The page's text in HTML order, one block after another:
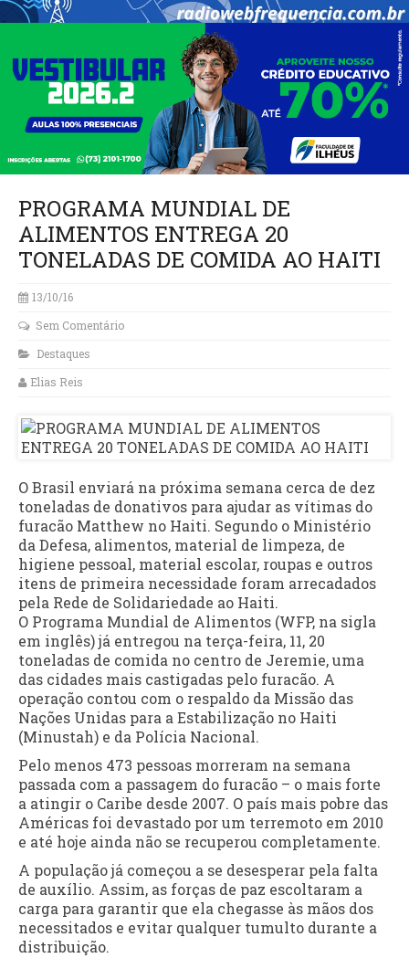
PROGRAMA MUNDIAL DE
ALIMENTOS ENTREGA 20
TONELADAS DE COMIDA AO HAITI
13/10/16
Sem Comentário
Destaques
Elias Reis
O Brasil enviará na próxima semana cerca de dez
toneladas de donativos para ajudar as vítimas do
furacão Matthew no Haiti. Segundo o Ministério
da Defesa, alimentos, material de limpeza, de
higiene pessoal, material escolar, roupas e outros
itens de primeira necessidade foram arrecadados
pela Rede de Solidariedade ao Haiti.
O Programa Mundial de Alimentos (WFP, na sigla
em inglês) já entregou na terça-feira, 11, 20
toneladas de comida no centro de Jeremie, uma
das cidades mais castigadas pelo furacão. A
operação contou com o respaldo da Missão das
Nações Unidas para a Estabilização no Haiti
(Minustah) e da Polícia Nacional.
Pelo menos 473 pessoas morreram na semana
passada com a passagem do furacão – o mais forte
a atingir o Caribe desde 2007. O país mais pobre das
Américas foi devastado por um terremoto em 2010
e até hoje ainda não se recuperou completamente.
A população já começou a se desesperar pela falta
de auxílio. Assim, as forças de paz escoltaram a
carga para garantir que ela chegasse às mãos dos
necessitados e evitar qualquer tumulto durante a
distribuição.